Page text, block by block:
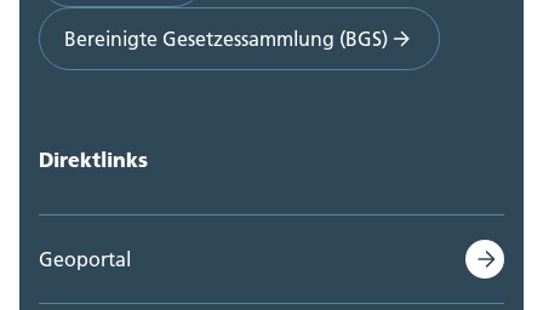
Bereinigte Gesetzessammlung (BGS)
Direktlinks
Geoportal